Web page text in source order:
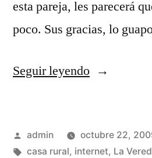
esta pareja, les parecerá
poco. Sus gracias, lo
Seguir leyendo«Victor
año»
Publicado
por
admin octubre 22,
Etiquetas:
casa rural, internet, La